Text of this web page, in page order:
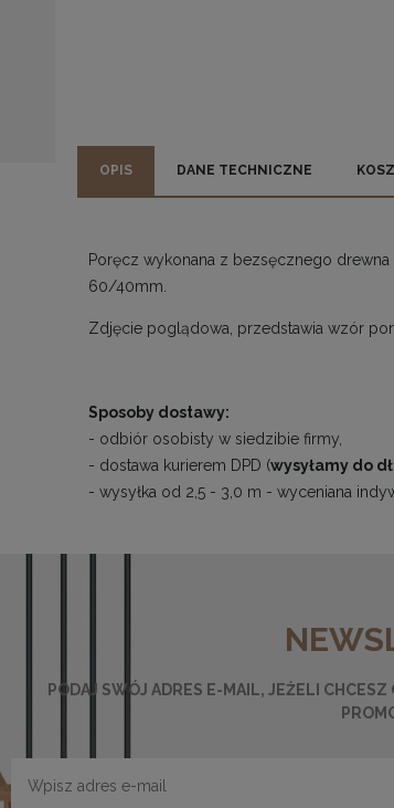
OPIS DANE TECHNICZNE
Poręcz wykonana z bezsęcznego
60/40mm.
Zdjęcie poglądowa, przedstawia wzór
Sposoby dostawy:
- odbiór osobisty w siedzibie firmy,
- dostawa kurierem DPD (wysyłamy do
- wysyłka od 2,5 - 3,0 m - wyceniana
PODAJ SWÓJ ADRES E-MAIL, JEŻELI